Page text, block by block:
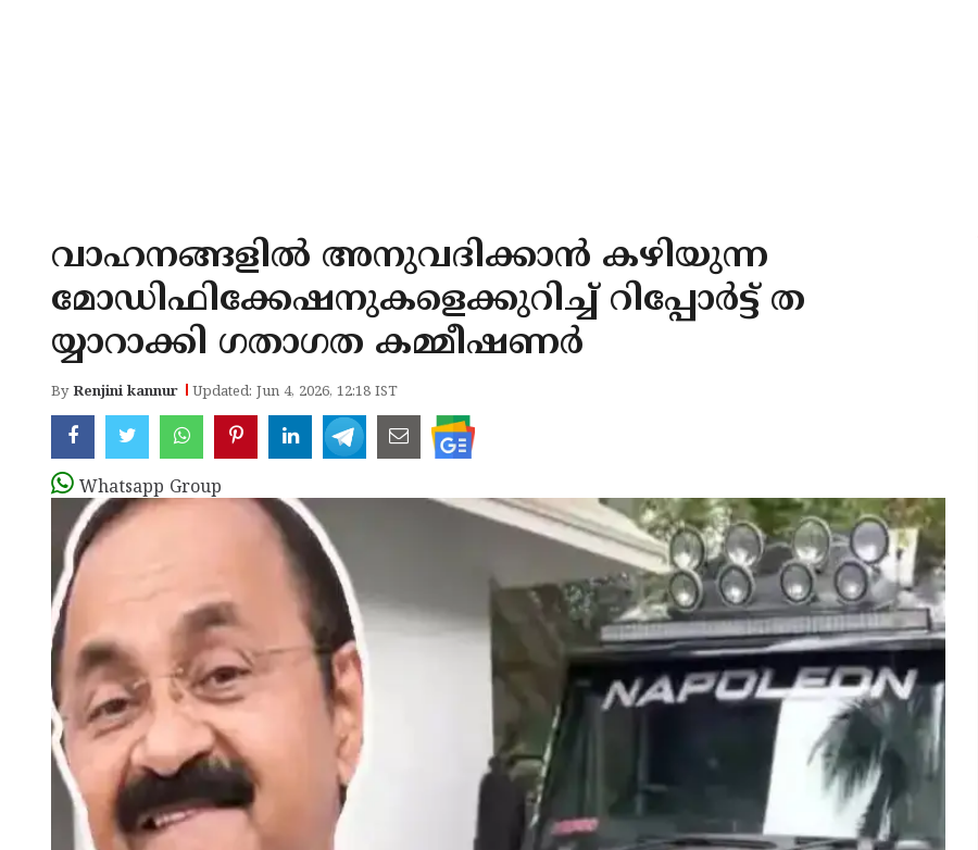
വാഹനങ്ങളില്‍ അനുവദിക്കാൻ കഴിയുന്ന
മോഡിഫിക്കേഷനുകളെക്കുറിച്ച്‌ റിപ്പോർട്ട് ത
യ്യാറാക്കി ഗതാഗത കമ്മീഷണർ
ByRenjini kannur Updated: Jun 4, 2026, 12:18 IST
Whatsapp Group